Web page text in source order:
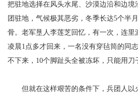
把驻地选择在风头水尾、沙漠边沿和边境
团驻地，气候极其恶劣，冬季长达5个半
骨。老军垦人李莲芝回忆，有一次，连里
凌晨1点多才回来，一名没有穿毡筒的同
不下来，10个脚趾头全被冻坏，只能用刀
但就在这样艰苦的条件下，兵团人以